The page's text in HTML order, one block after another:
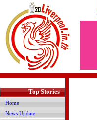
Top Stories
Home
News Update